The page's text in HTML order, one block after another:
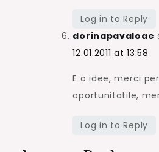
Log in to Reply
dorinapavaloae
12.01.2011 at 13:58
E o idee, merci
oportunitatile,
Log in to Reply